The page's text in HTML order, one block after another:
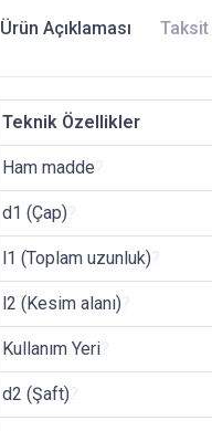
Ürün Açıklaması
Teknik Özellikler
Ham madde
d1 (Çap)
l1 (Toplam uzunluk)
l2 (Kesim alanı)
Kullanım Yeri
d2 (Şaft)